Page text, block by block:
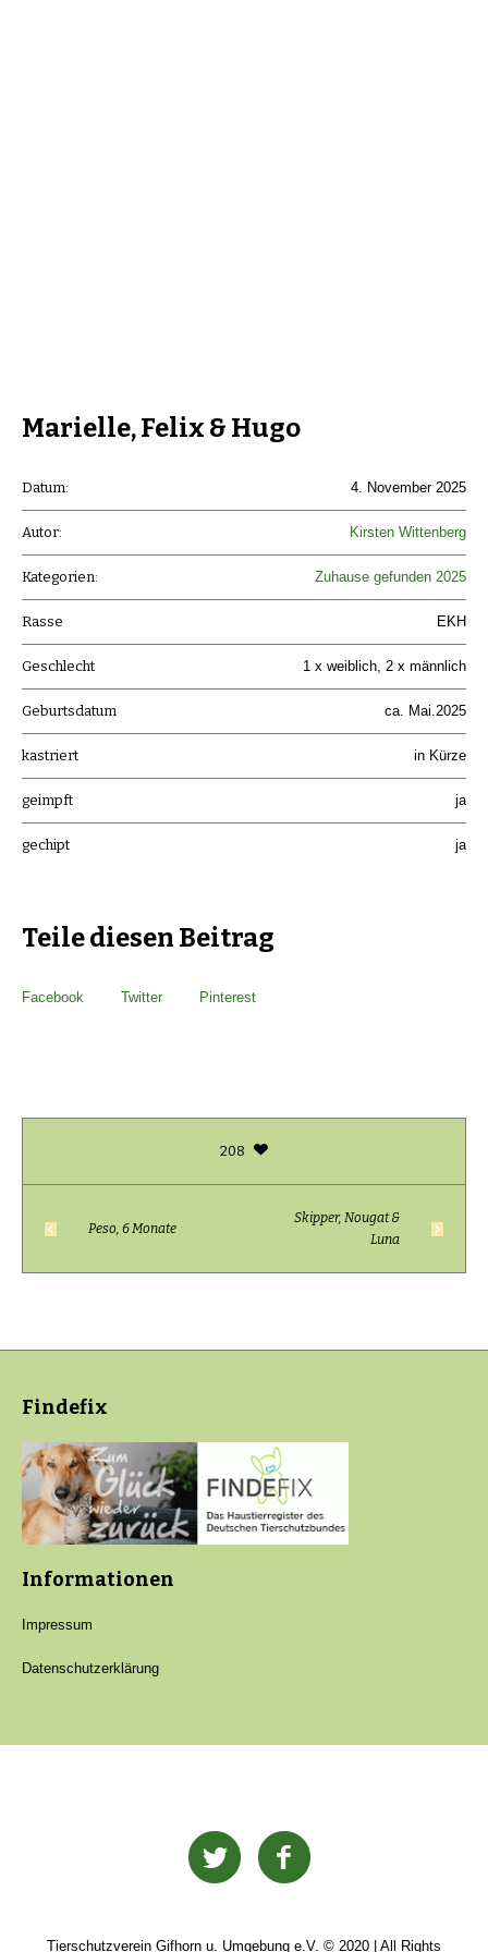
Marielle, Felix & Hugo
Datum: 4. November 2025
Autor: Kirsten Wittenberg
Kategorien: Zuhause gefunden 2025
Rasse EKH
Geschlecht 1 x weiblich, 2 x männlich
Geburtsdatum ca. Mai.2025
kastriert in Kürze
geimpft ja
gechipt ja
Teile diesen Beitrag
Facebook Twitter Pinterest
208
Peso, 6 Monate
Skipper, Nougat &
Luna
Findefix
Informationen
Impressum
Datenschutzerklärung
Tierschutzverein Gifhorn u. Umgebung e.V. © 2020 | All Rights